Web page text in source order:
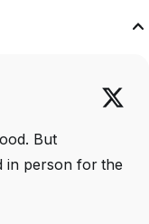
But
in person for the